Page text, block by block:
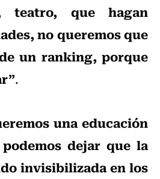
teatro, que hagan
no queremos que
un ranking, porque
.
una educación
dejar que la
invisibilizada en los